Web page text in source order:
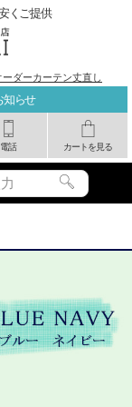
知らせ
電話 カートを見る
くご提供
ダーカーテン丈直し